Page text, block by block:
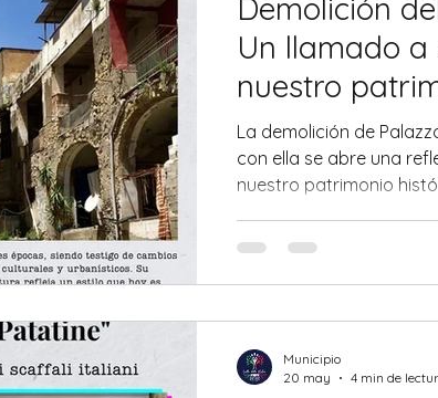
Demolición
Un llamado
nuestro
La demolición de
con ella se abre una
nuestro patrimonio
de nuestra identidad
pérdida no es solo
interroga sobre qué
Fie
Municipio
20 may
4 min de